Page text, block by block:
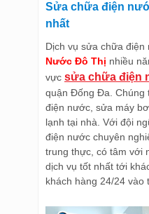
Sửa chữa điện
nhất
Dịch vụ sửa chữa điện
Nước Đô Thị nhiều
vực sửa chữa điện
quận Đống Đa. Chúng
điện nước, sửa máy
lạnh tại nhà. Với đội
điện nước chuyên
trung thực, có tâm với
dịch vụ tốt nhất tới
khách hàng 24/24 vào